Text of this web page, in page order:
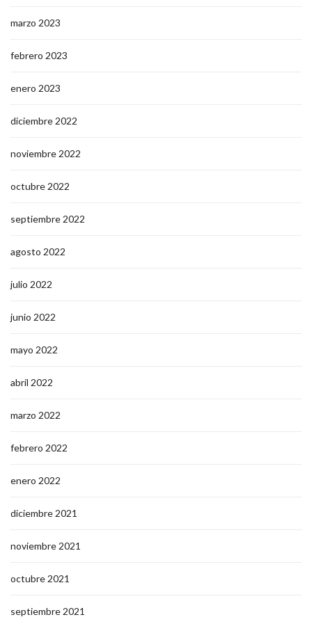
marzo 2023
febrero 2023
enero 2023
diciembre 2022
noviembre 2022
octubre 2022
septiembre 2022
agosto 2022
julio 2022
junio 2022
mayo 2022
abril 2022
marzo 2022
febrero 2022
enero 2022
diciembre 2021
noviembre 2021
octubre 2021
septiembre 2021